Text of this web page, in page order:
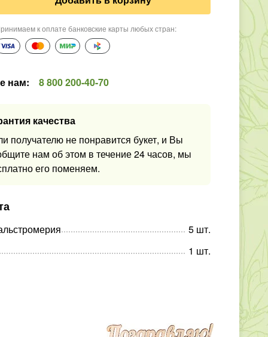
к оплате банковские карты любых стран:
нам: 8 800 200-40-70
качества
получателю не понравится букет, и Вы
нам об этом в течение 24 часов, мы
его поменяем.
5 шт.
1 шт.